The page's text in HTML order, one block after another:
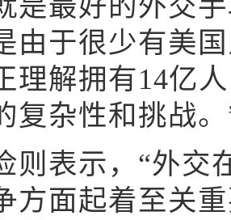
是最好的外交
由于很少有美
理解拥有14亿
复杂性和挑战
表示，“外交
方面起着至关